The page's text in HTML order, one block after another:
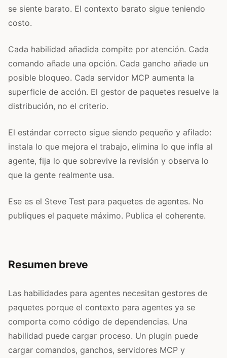
se siente barato. El contexto barato sigue teniendo
costo.
Cada habilidad añadida compite por atención. Cada
comando añade una opción. Cada gancho añade un
posible bloqueo. Cada servidor MCP aumenta la
superficie de acción. El gestor de paquetes resuelve la
distribución, no el criterio.
El estándar correcto sigue siendo pequeño y afilado:
instala lo que mejora el trabajo, elimina lo que infla al
agente, fija lo que sobrevive la revisión y observa lo
que la gente realmente usa.
Ese es el Steve Test para paquetes de agentes. No
publiques el paquete máximo. Publica el coherente.
Resumen breve
Las habilidades para agentes necesitan gestores de
paquetes porque el contexto para agentes ya se
comporta como código de dependencias. Una
habilidad puede cargar proceso. Un plugin puede
cargar comandos, ganchos, servidores MCP y